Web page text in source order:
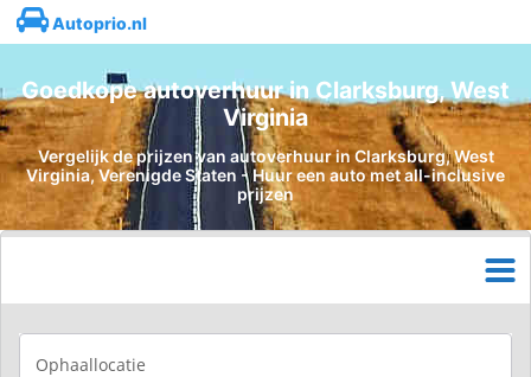
Autoprio.nl
Goedkope autoverhuur in Clarksburg, West
Virginia
Vergelijk de prijzen van autoverhuur in Clarksburg, West
Virginia, Verenigde Staten - Huur een auto met all-inclusive
prijzen
Ophaallocatie